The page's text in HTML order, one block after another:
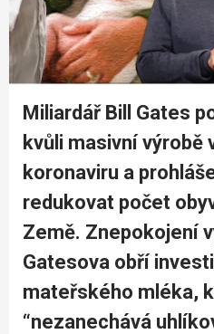
Miliardář Bill Gates
kvůli masivní výrobě
koronaviru a
redukovat počet
Země. Znepokojení
Gatesova obří
mateřského mléka,
“nezanechává